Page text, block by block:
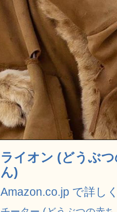
ライオン (どうぶ
ん)
Amazon.co.jp で詳し